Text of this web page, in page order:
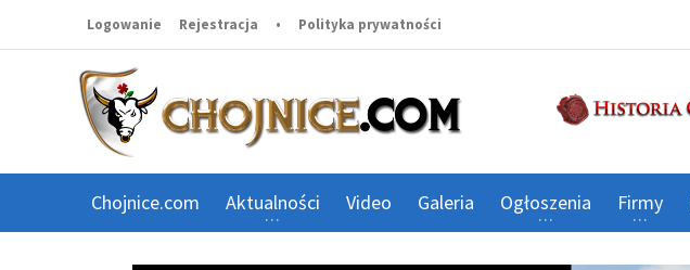
Logowanie Rejestracja • Polityka prywatności
Chojnice.com Aktualności Video Galeria Ogłoszenia Firmy